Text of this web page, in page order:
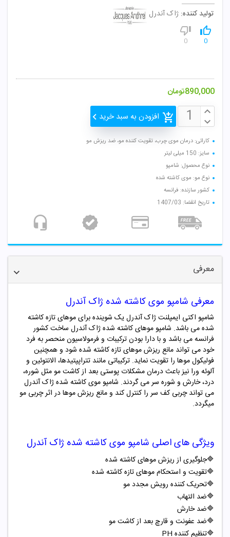
تولید کننده: ژاک آندرل
0
0
890,000تومان
افزودن به سبد خرید
کارائی: درمان موی چرب، تقویت کننده مو، ضد ریزش مو
سایز: 150 میلی لیتر
نوع محصول: شامپو
نوع مو: موی کاشته شده
کشور سازنده: فرانسه
تاریخ انقضا: 1407/03
معرفی
معرفی شامپو موی کاشته شده ژاک آندرل
شامپو اکتی ایمپلنت ژاک آندرل یک شوینده برای موهای تازه کاشته
شده می باشد. شامپو موهای کاشته شده ژاک آندرل ساخت کشور
فرانسه می باشد و با دارا بودن ترکیبات و فرمولاسیون منحصر به فرد
خود می تواند مانع ریزش موهای تازه کاشته شده شود و همچنین
فولیکول موها را تقویت نماید. ترکیباتی مانند تتراپپتیدها، الانتوئین و
آلوئه ورا نیز باعث درمان مشکلات پوستی بعد از کاشت مو مثل شوره،
درد، خارش و شوره سر می گردند. شامپو موی کاشته شده ژاک آندرل
می تواند چربی کف سر را کنترل کند و مانع ریزش موها در اثر چربی مو
میگردد.
ویژگی های اصلی شامپو موی کاشته شده ژاک آندرل
🔷جلوگیری از ریزش موهای کاشته شده
🔷تقویت و استحکام موهای تازه کاشته شده
🔷تحریک کننده رویش مجدد مو
🔷ضد التهاب
🔷ضد خارش
🔷ضد عفونت و قارچ بعد از کاشت مو
🔷تنظیم کننده PH